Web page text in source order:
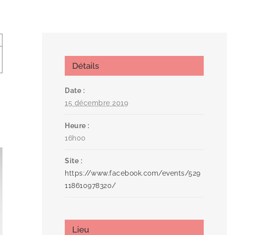
Détails
Date :
15 décembre 2019
Heure :
16h00
Site :
https://www.facebook.com/events/529
118610978320/
Lieu